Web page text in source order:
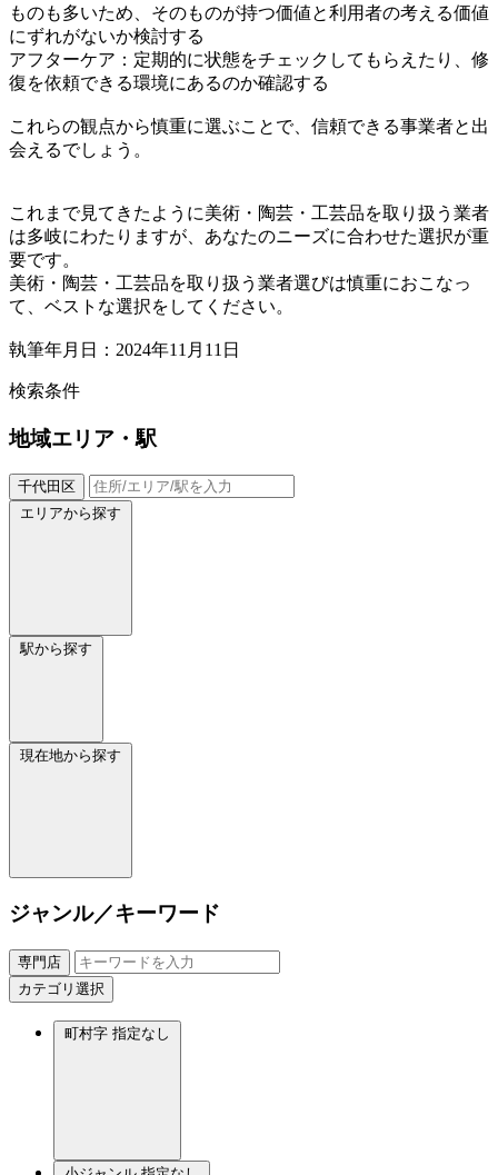
ものも多いため、そのものが持つ価値と利用者の考える価値
にずれがないか検討する
アフターケア：定期的に状態をチェックしてもらえたり、修
復を依頼できる環境にあるのか確認する
これらの観点から慎重に選ぶことで、信頼できる事業者と出
会えるでしょう。
これまで見てきたように美術・陶芸・工芸品を取り扱う業者
は多岐にわたりますが、あなたのニーズに合わせた選択が重
要です。
美術・陶芸・工芸品を取り扱う業者選びは慎重におこなっ
て、ベストな選択をしてください。
執筆年月日：2024年11月11日
検索条件
地域エリア・駅
千代田区
エリアから探す
駅から探す
現在地から探す
ジャンル／キーワード
専門店
カテゴリ選択
町村字 指定なし